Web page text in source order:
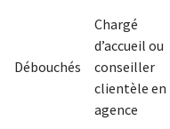
Débouchés
Chargé
d’accueil ou
conseiller
clientèle en
agence